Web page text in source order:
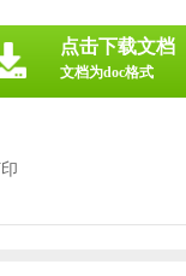
点击下载文档
文档为doc格式